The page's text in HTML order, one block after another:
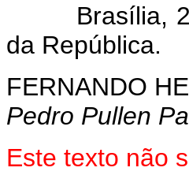
Brasília, 26
da República.
FERNANDO
Pedro Pullen
Este texto não